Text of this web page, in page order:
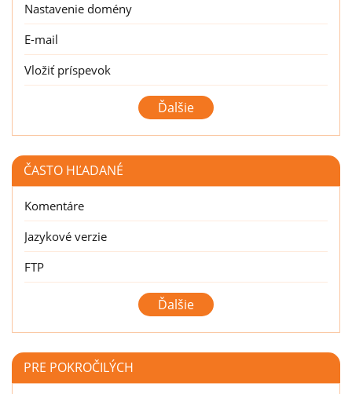
Nastavenie domény
E-mail
Vložiť príspevok
Vložiť mapu
Fotoalbum
Moduly
Heslo
Kontakt
ČASTO HĽADANÉ
Komentáre
Jazykové verzie
FTP
Maillist
Pridanie e-mailu do poštového klienta
PRE POKROČILÝCH